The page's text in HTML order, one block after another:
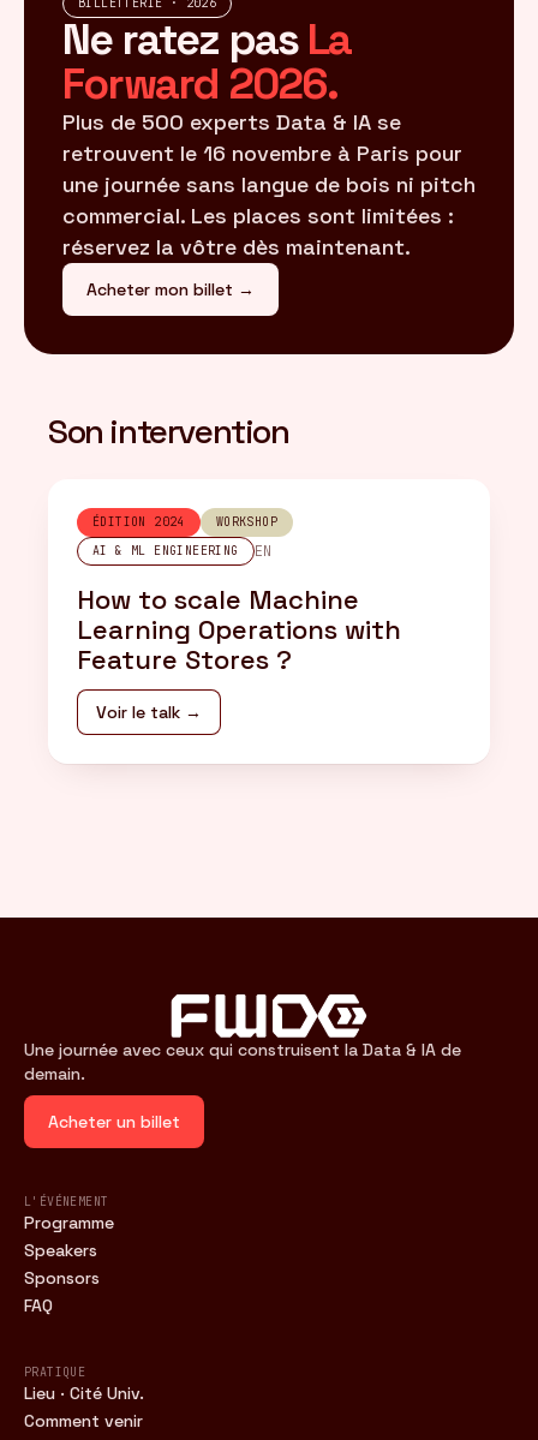
Ne ratez pas La
Forward 2026.
Plus de 500 experts Data & IA se
retrouvent le 16 novembre à Paris pour
une journée sans langue de bois ni pitch
commercial. Les places sont limitées :
réservez la vôtre dès maintenant.
Acheter mon billet →
Son intervention
ÉDITION 2024
WORKSHOP
AI & ML ENGINEERING
EN
How to scale Machine
Learning Operations with
Feature Stores ?
Voir le talk →
Une journée avec ceux qui construisent la Data & IA de
demain.
Acheter un billet
L'ÉVÉNEMENT
Programme
Speakers
Sponsors
FAQ
PRATIQUE
Lieu · Cité Univ.
Comment venir